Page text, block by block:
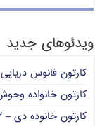
ویدئوهای جدید
کارتون فانوس دریایی – ۲۳ قسمتی (دوبله
کارتون خانواده وحوش – ۲۲ قسمتی
کارتون خانوده دی – ۱۳ قسمتی (دوبله فارسی)